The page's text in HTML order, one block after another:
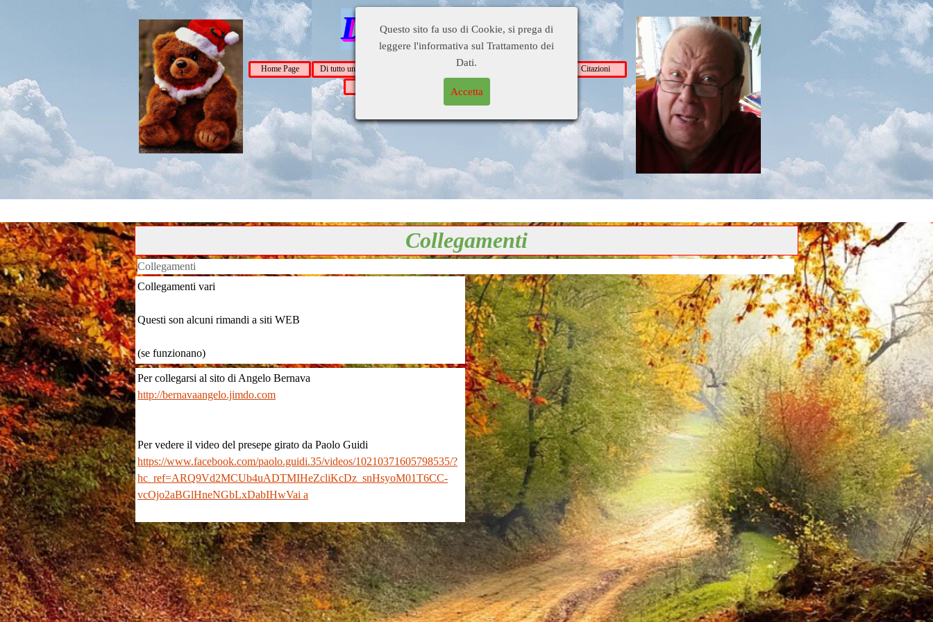
Di tutto un pò
Home Page Di tutto un pò Gente
Citazioni
Collegamenti
Collegamenti
Collegamenti
Collegamenti vari
Questi son alcuni rimandi a siti WEB
(se funzionano)
Per collegarsi al sito di Angelo Bernava
http://bernavaangelo.jimdo.com
Per vedere il video del presepe girato da Paolo Guidi
https://www.facebook.com/paolo.guidi.35/videos/10210371605798535/?
hc_ref=ARQ9Vd2MCUb4uADTMIHeZcliKcDz_snHsyoM01T6CC-
vcOjo2aBGlHneNGbLxDabIHwVai a
Questo sito fa uso di Cookie, si prega di
leggere l'informativa sul Trattamento dei
Dati.
Accetta